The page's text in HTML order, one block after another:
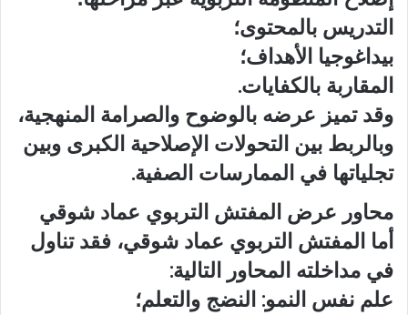
التدريس بالمحتوى؛
بيداغوجيا الأهداف؛
المقاربة بالكفايات.
وقد تميز عرضه بالوضوح والصرامة المنهجية،
وبالربط بين التحولات الإصلاحية الكبرى وبين
تجلياتها في الممارسات الصفية.
محاور عرض المفتش التربوي عماد شوقي
أما المفتش التربوي عماد شوقي، فقد تناول
في مداخلته المحاور التالية:
علم نفس النمو: النضج والتعلم؛